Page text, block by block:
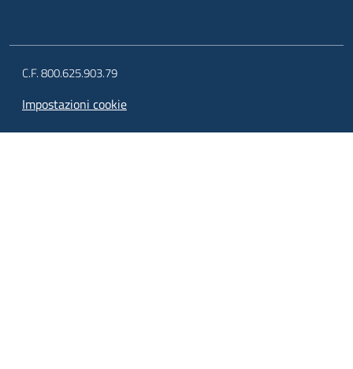
C.F. 800.625.903.79
Impostazioni cookie